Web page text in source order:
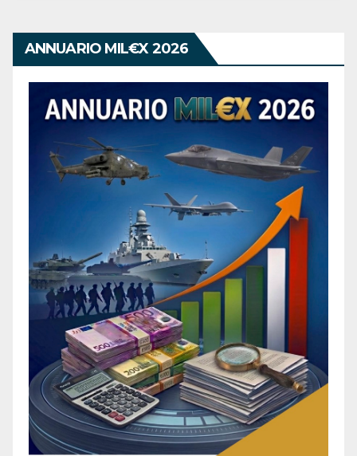
ANNUARIO MIL€X 2026